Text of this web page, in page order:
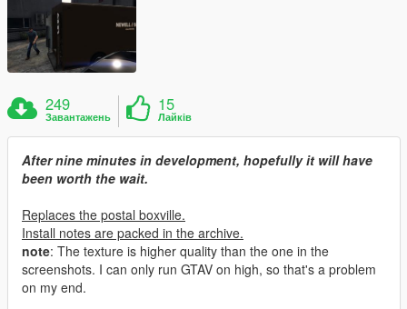
249
Завантажень
15
Лайків
After nine minutes in development, hopefully it will have
been worth the wait.
Replaces the postal boxville.
Install notes are packed in the archive.
note: The texture is higher quality than the one in the
screenshots. I can only run GTAV on high, so that's a problem
on my end.